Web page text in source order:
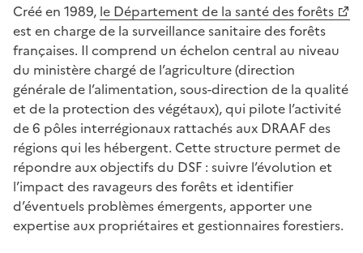
Créé en 1989, le Département de la santé des forêts
est en charge de la surveillance sanitaire des forêts
françaises. Il comprend un échelon central au niveau
du ministère chargé de l’agriculture (direction
générale de l’alimentation, sous-direction de la qualité
et de la protection des végétaux), qui pilote l’activité
de 6 pôles interrégionaux rattachés aux DRAAF des
régions qui les hébergent. Cette structure permet de
répondre aux objectifs du DSF : suivre l’évolution et
l’impact des ravageurs des forêts et identifier
d’éventuels problèmes émergents, apporter une
expertise aux propriétaires et gestionnaires forestiers.